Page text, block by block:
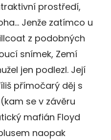
prostředí,
Jenže zatímco u
z podobných
snímek, Zemí
jen podlezl. Její
přímočarý děj s
se v závěru
mafián Floyd
naopak